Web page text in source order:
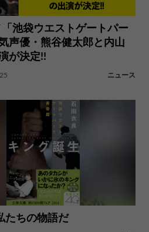
池袋ウエストゲートパー
声優・熊谷健太郎と内山
が決定!!
ニュース
たちの物語だ